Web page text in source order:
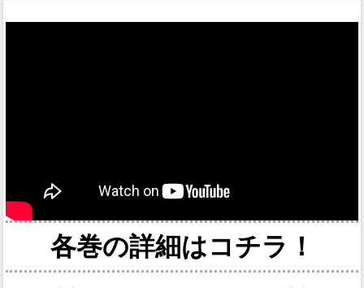
各巻の詳細はコチラ！